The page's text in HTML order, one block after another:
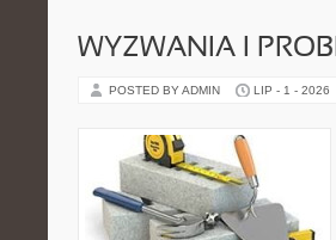
WYZWANIA I
POSTED BY ADMIN LIP - 1 - 2026